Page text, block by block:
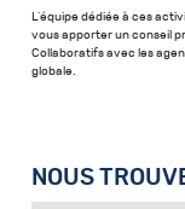
L’équipe dédiée à ces
vous apporter un conseil
Collaboratifs avec les
globale.
NOUS